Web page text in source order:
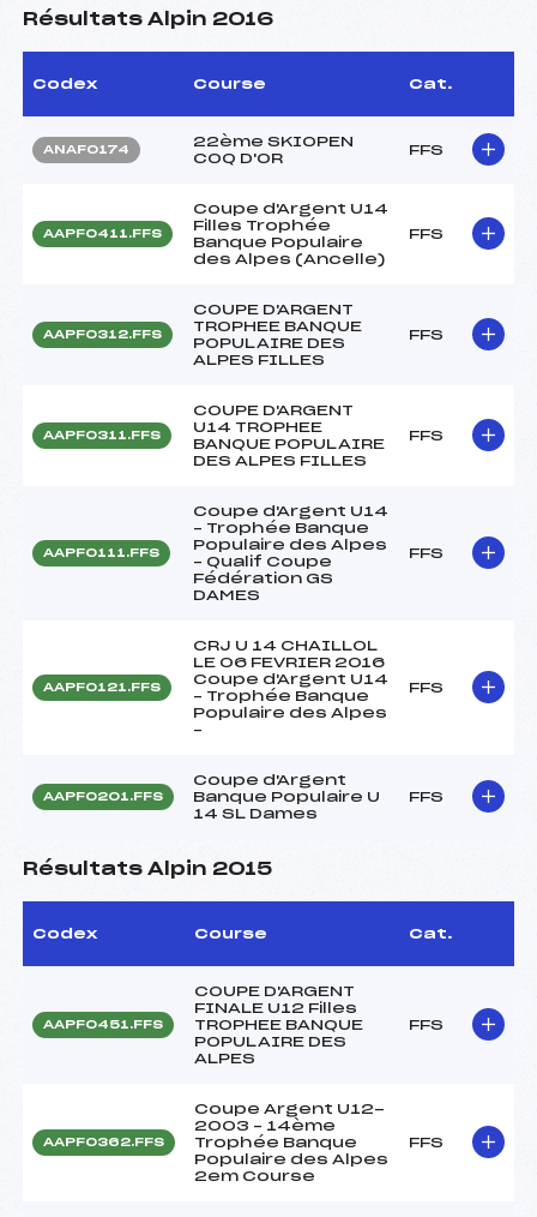
Résultats Alpin 2016
Codex Course Cat.
ANAF0174
22ème SKIOPEN
COQ D'OR
FFS
AAPF0411.FFS
Coupe d'Argent U14
Filles Trophée
Banque Populaire
des Alpes (Ancelle)
FFS
AAPF0312.FFS
COUPE D'ARGENT
TROPHEE BANQUE
POPULAIRE DES
ALPES FILLES
FFS
AAPF0311.FFS
COUPE D'ARGENT
U14 TROPHEE
BANQUE POPULAIRE
DES ALPES FILLES
FFS
AAPF0111.FFS
Coupe d'Argent U14
– Trophée Banque
Populaire des Alpes
– Qualif Coupe
Fédération GS
DAMES
FFS
AAPF0121.FFS
CRJ U 14 CHAILLOL
LE 06 FEVRIER 2016
Coupe d'Argent U14
– Trophée Banque
Populaire des Alpes
–
FFS
AAPF0201.FFS
Coupe d'Argent
Banque Populaire U
14 SL Dames
FFS
Résultats Alpin 2015
Codex Course Cat.
AAPF0451.FFS
COUPE D'ARGENT
FINALE U12 Filles
TROPHEE BANQUE
POPULAIRE DES
ALPES
FFS
AAPF0362.FFS
Coupe Argent U12-
2003 – 14ème
Trophée Banque
Populaire des Alpes
2em Course
FFS